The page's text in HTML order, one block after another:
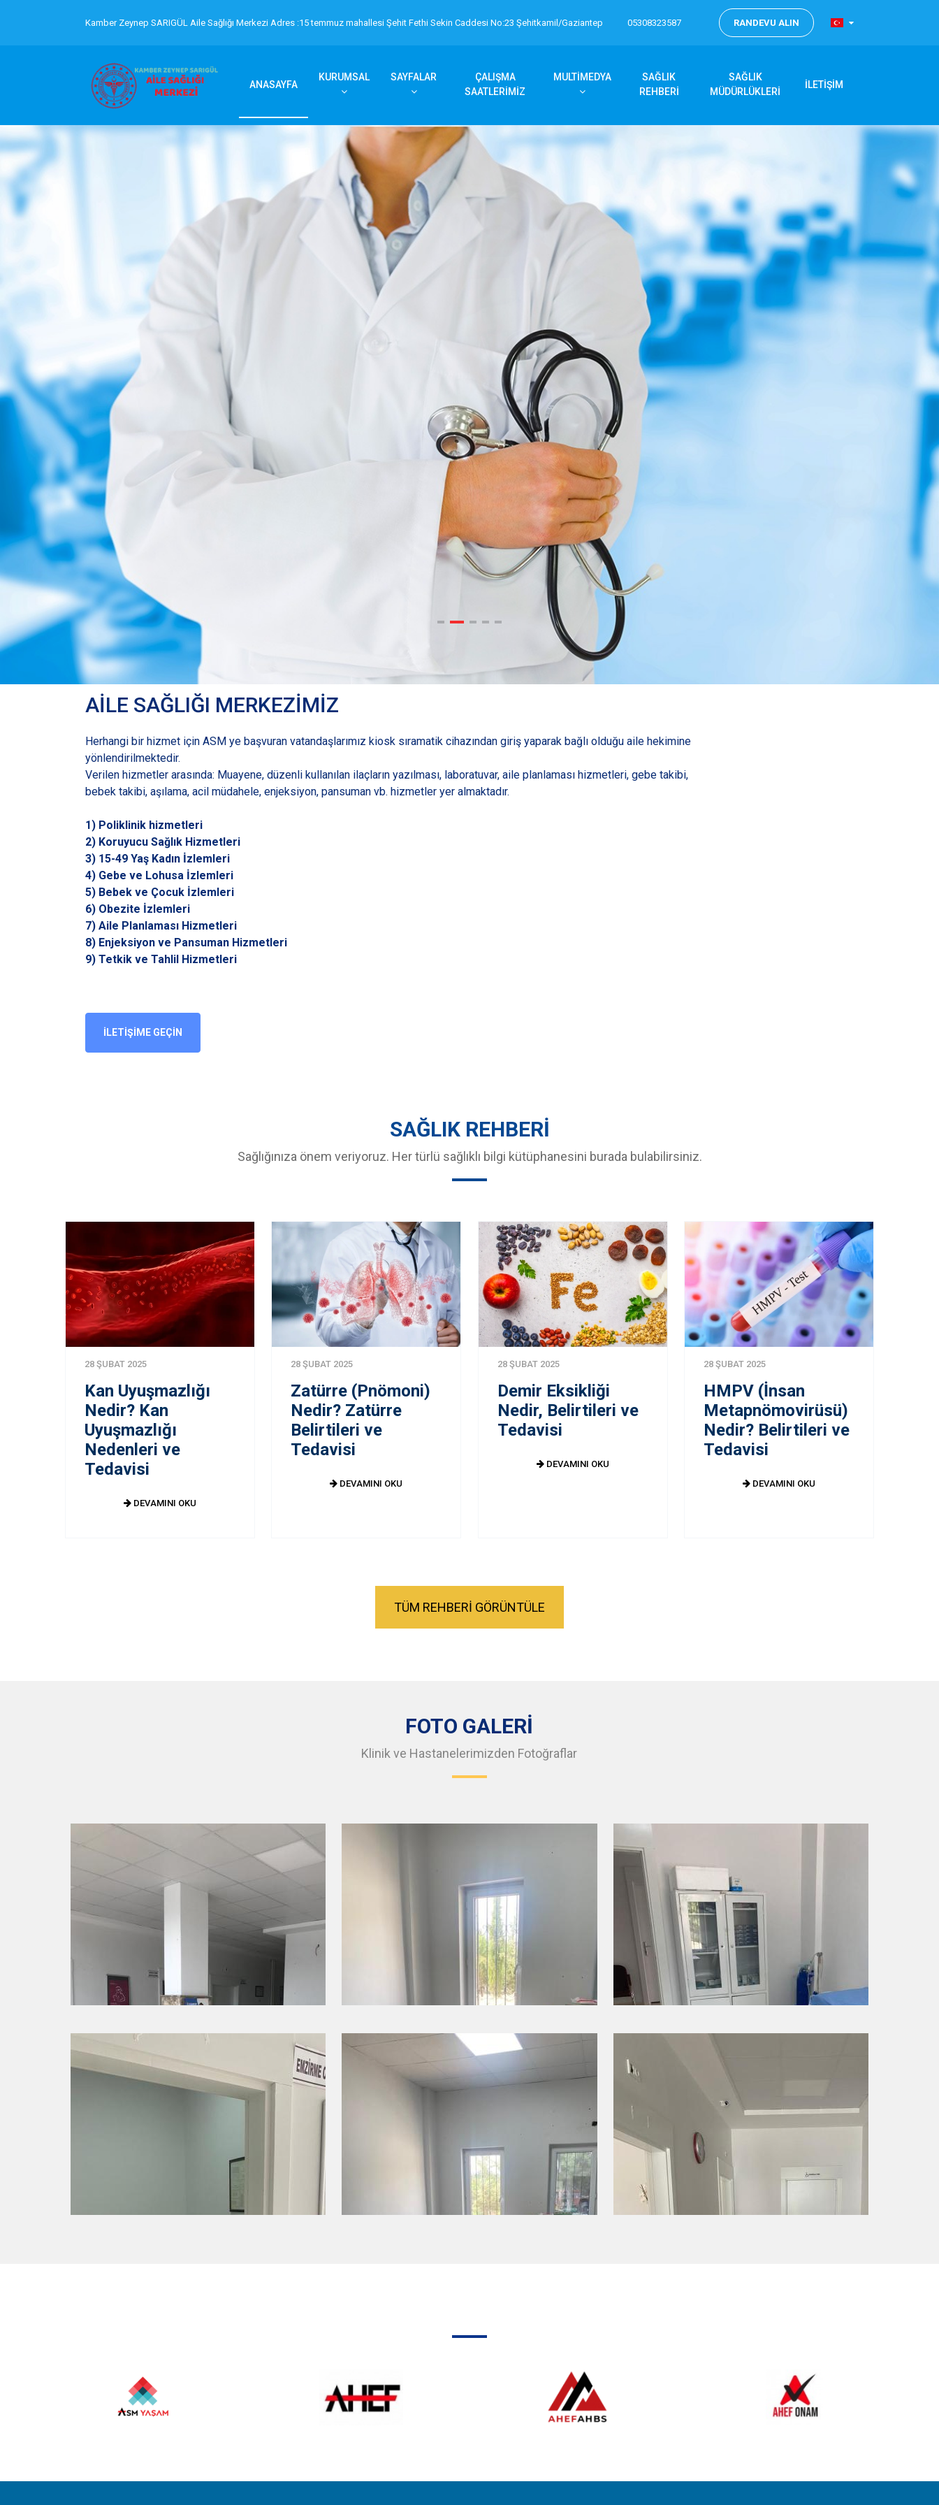
Kamber Zeynep SARIGÜL Aile Sağlığı Merkezi Adres :15 temmuz mahallesi Şehit Fethi Sekin Caddesi No:23 Şehitkamil/Gaziantep 05308323587 RANDEVU ALIN
ANASAYFA
KURUMSAL SAYFALAR
ÇALIŞMA
SAATLERİMİZ
MULTİMEDYA
SAĞLIK
REHBERİ
SAĞLIK
MÜDÜRLÜKLERİ
İLETİŞİM
AİLE SAĞLIĞI MERKEZİMİZ
Herhangi bir hizmet için ASM ye başvuran vatandaşlarımız kiosk sıramatik cihazından giriş yaparak bağlı olduğu aile hekimine
yönlendirilmektedir.
Verilen hizmetler arasında: Muayene, düzenli kullanılan ilaçların yazılması, laboratuvar, aile planlaması hizmetleri, gebe takibi,
bebek takibi, aşılama, acil müdahele, enjeksiyon, pansuman vb. hizmetler yer almaktadır.
1) Poliklinik hizmetleri
2) Koruyucu Sağlık Hizmetleri
3) 15-49 Yaş Kadın İzlemleri
4) Gebe ve Lohusa İzlemleri
5) Bebek ve Çocuk İzlemleri
6) Obezite İzlemleri
7) Aile Planlaması Hizmetleri
8) Enjeksiyon ve Pansuman Hizmetleri
9) Tetkik ve Tahlil Hizmetleri
İLETİŞİME GEÇİN
SAĞLIK REHBERİ
Sağlığınıza önem veriyoruz. Her türlü sağlıklı bilgi kütüphanesini burada bulabilirsiniz.
28 ŞUBAT 2025
Kan Uyuşmazlığı
Nedir? Kan
Uyuşmazlığı
Nedenleri ve
Tedavisi
DEVAMINI OKU
28 ŞUBAT 2025
Zatürre (Pnömoni)
Nedir? Zatürre
Belirtileri ve
Tedavisi
DEVAMINI OKU
28 ŞUBAT 2025
Demir Eksikliği
Nedir, Belirtileri ve
Tedavisi
DEVAMINI OKU
28 ŞUBAT 2025
HMPV (İnsan
Metapnömovirüsü)
Nedir? Belirtileri ve
Tedavisi
DEVAMINI OKU
TÜM REHBERİ GÖRÜNTÜLE
FOTO GALERİ
Klinik ve Hastanelerimizden Fotoğraflar